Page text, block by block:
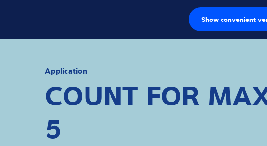
Show convenient
Balances industrielles
Application
COUNT FOR
5